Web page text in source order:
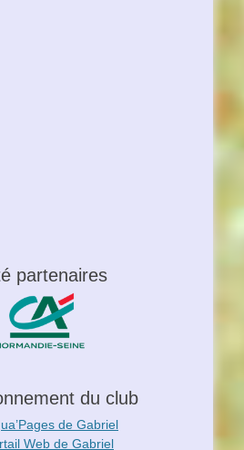
partenaires
du club
de Gabriel
Web de Gabriel